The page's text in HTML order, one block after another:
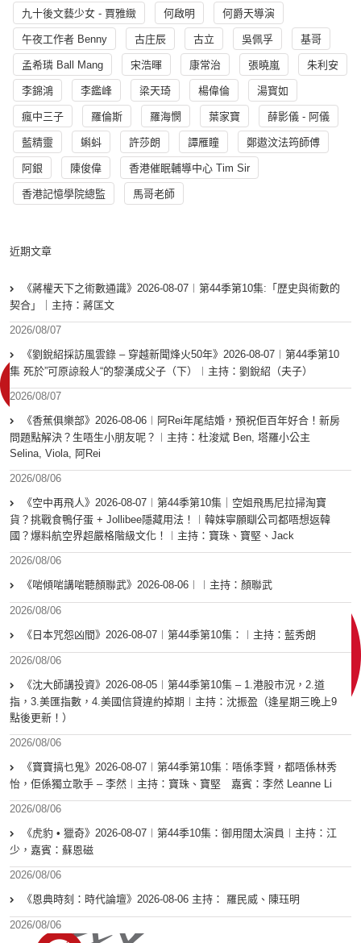
九十後文藝少女 - 賈雅緻 何啟明 何爵天導演
午夜工作者 Benny 古庄辰 古立 吳佩孚 基哥
孟希璘 Ball Mang 宋浩暉 康常治 張曉嵐 朱利安
李錦鴻 李鑑峰 梁天琦 楊偉倫 湯寳如
瘋中三子 羅倫斯 羅海憫 葉家寶 薛影儀 - 阿儀
藍精靈 蝌蚪 許莎朗 譚雁瞳 鄭遨汶法筠師傅
阿銀 陳俊偉 香港催眠輔導中心 Tim Sir
香港記憶學院總監 馬哥老師
近期文章
《蔣權天下之術數通識》2026-08-07︱第44季第10集:「歴史與術數的
契合」｜主持：蔣匡文
2026/08/07
《劉銳紹採訪風雲錄 – 穿越新聞烽火50年》2026-08-07︱第44季第10
集 死於”可原諒殺人“的黎漢成父子（下）︱主持：劉銳紹（夫子）
2026/08/07
《香蕉俱樂部》2026-08-06︱阿Rei年尾結婚，預祝佢百年好合！新房
問題點解決？生唔生小朋友呢？︱主持：杜浚斌 Ben, 塔羅小公主
Selina, Viola, 阿Rei
2026/08/06
《空中再飛人》2026-08-07︱第44季第10集｜空姐飛馬尼拉掃淘寶
貨？挑戰食鴨仔蛋 + Jollibee隱藏用法！︱韓妹寧願瞓公司都唔想返韓
國？爆料航空界超嚴格階級文化！︱主持：寶珠、寶堅、Jack
2026/08/06
《啱傾啱講啱聽顏聯武》2026-08-06︱︱主持：顏聯武
2026/08/06
《日本咒怨凶間》2026-08-07︱第44季第10集：︱主持：藍秀朗
2026/08/06
《沈大師講投資》2026-08-05︱第44季第10集 – 1.港股市況，2.道
指，3.美匯指數，4.美國信貸違約掉期︱主持：沈振盈（逢星期三晚上9
點後更新！）
2026/08/06
《寶寶搞乜鬼》2026-08-07︱第44季第10集︰唔係李賢，都唔係林秀
怡，佢係獨立歌手 – 李然︱主持：寶珠、寶堅 嘉賓：李然 Leanne Li
2026/08/06
《虎豹 • 獵奇》2026-08-07︱第44季10集：御用闊太演員︱主持：江
少，嘉賓：蘇恩磁
2026/08/06
《恩典時刻：時代論壇》2026-08-06 主持： 羅民威、陳珏明
2026/08/06